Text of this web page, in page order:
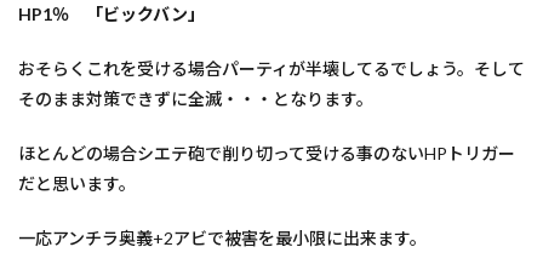
HP1％ 「ビックバン」
おそらくこれを受ける場合パーティが半壊してるでしょう。そして
そのまま対策できずに全滅・・・となります。
ほとんどの場合シエテ砲で削り切って受ける事のないHPトリガー
だと思います。
一応アンチラ奥義+2アビで被害を最小限に出来ます。